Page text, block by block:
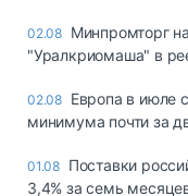
02.08 Минпромторг
"Уралкриомаша" в
02.08 Европа в июле
минимума почти за
01.08 Поставки
3,4% за семь